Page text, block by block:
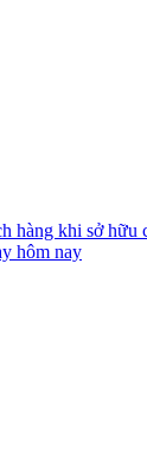
hàng khi sở
hôm nay